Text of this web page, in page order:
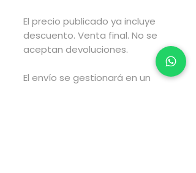
El precio publicado ya incluye
descuento. Venta final. No se
aceptan devoluciones.
El envío se gestionará en un